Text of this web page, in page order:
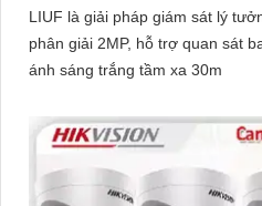
LIUF là giải pháp giám sát lý tưởng
phân giải 2MP, hỗ trợ quan sát
ánh sáng trắng tầm xa 30m